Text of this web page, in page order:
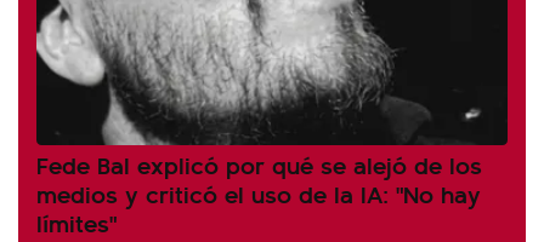
Fede Bal explicó por qué se alejó de los
medios y criticó el uso de la IA: "No hay
límites"